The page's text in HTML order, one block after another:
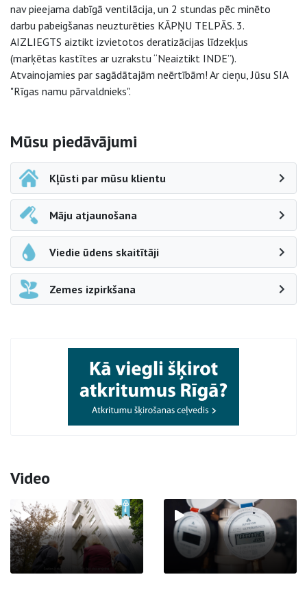
nav pieejama dabīgā ventilācija, un 2 stundas pēc minēto
darbu pabeigšanas neuzturēties KĀPŅU TELPĀS. 3.
AIZLIEGTS aiztikt izvietotos deratizācijas līdzekļus
(marķētas kastītes ar uzrakstu “Neaiztikt INDE”).
Atvainojamies par sagādātajām neērtībām! Ar cieņu, Jūsu SIA
"Rīgas namu pārvaldnieks".
Sāna navigācija
Mūsu piedāvājumi
Kļūsti par mūsu klientu
Māju atjaunošana
Viedie ūdens skaitītāji
Zemes izpirkšana
Video